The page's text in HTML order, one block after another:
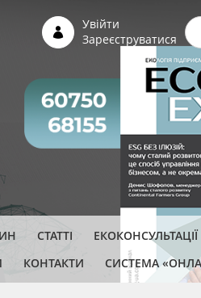
Увійти
Зареєструватися
СТАТТІ ЕКОКОНСУЛЬТАЦІЇ
КОНТАКТИ СИСТЕМА